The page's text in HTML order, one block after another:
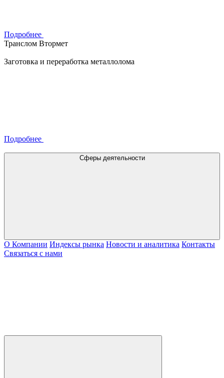
Подробнее
Транслом Втормет
Заготовка и переработка металлолома
Подробнее
Сферы деятельности
О Компании Индексы рынка Новости и аналитика Контакты
Связаться с нами